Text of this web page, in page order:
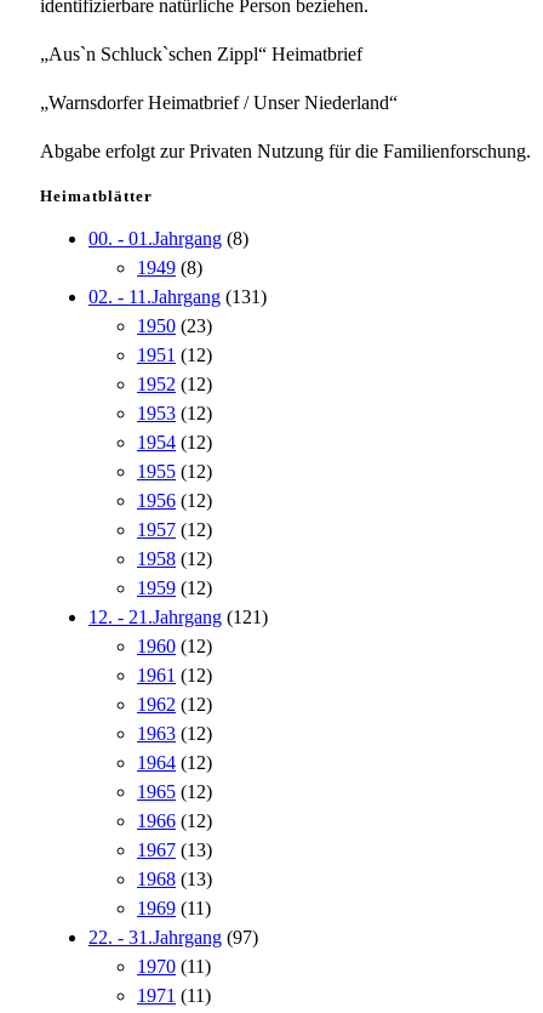
identifizierbare natürliche Person beziehen.
„Aus`n Schluck`schen Zippl“ Heimatbrief
„Warnsdorfer Heimatbrief / Unser Niederland“
Abgabe erfolgt zur Privaten Nutzung für die Familienforschung.
Heimatblätter
00. - 01.Jahrgang (8)
1949 (8)
02. - 11.Jahrgang (131)
1950 (23)
1951 (12)
1952 (12)
1953 (12)
1954 (12)
1955 (12)
1956 (12)
1957 (12)
1958 (12)
1959 (12)
12. - 21.Jahrgang (121)
1960 (12)
1961 (12)
1962 (12)
1963 (12)
1964 (12)
1965 (12)
1966 (12)
1967 (13)
1968 (13)
1969 (11)
22. - 31.Jahrgang (97)
1970 (11)
1971 (11)